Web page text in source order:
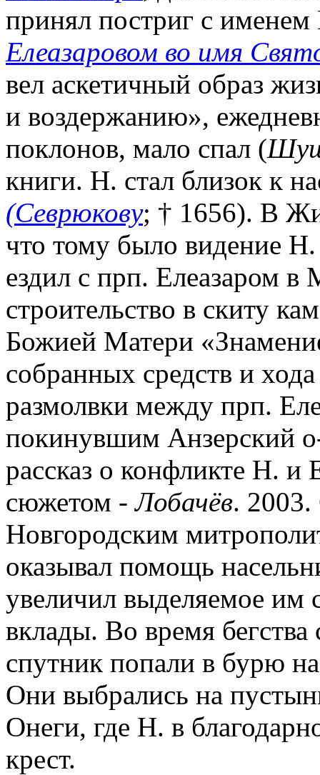
принял постриг с
Елеазаровом во имя
вел аскетичный образ
и воздержанию»,
поклонов, мало спал (
книги. Н. стал близок к
(Севрюкову; † 1656). В
что тому было видение
ездил с прп. Елеазаром в
строительство в скиту
Божией Матери
собранных средств и
размолвки между прп.
покинувшим Анзерский
рассказ о конфликте Н. и
сюжетом -Лобачёв. 2003.
Новгородским
оказывал помощь
увеличил выделяемое им
вклады. Во время
спутник попали в бурю
Они выбрались на
Онеги, где Н. в
крест.